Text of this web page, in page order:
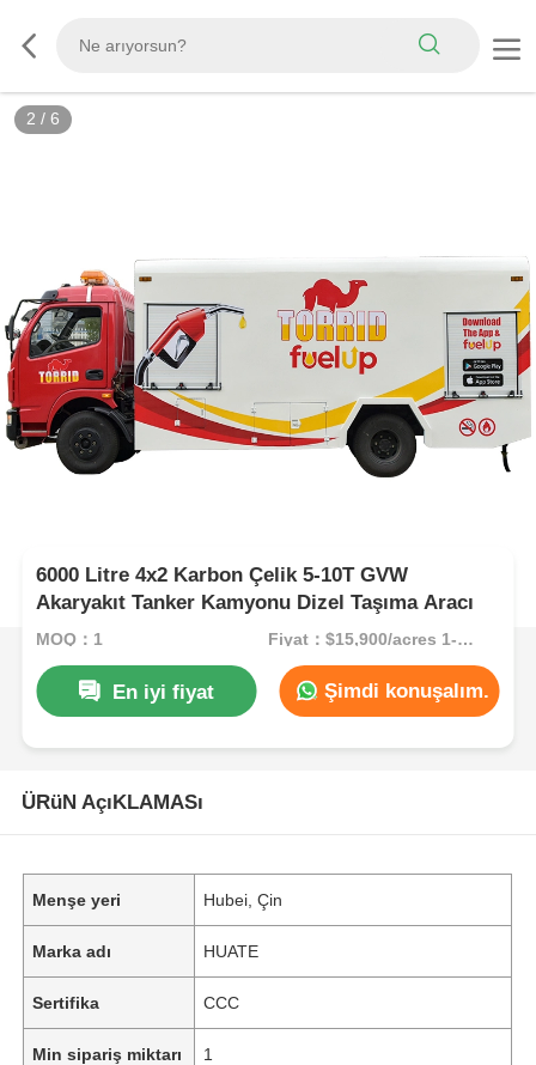
3 / 6
6000 Litre 4x2 Karbon Çelik 5-10T GVW
Akaryakıt Tanker Kamyonu Dizel Taşıma Aracı
MOQ：1 Fiyat：$15,900/acres 1-49 acres
En iyi fiyat Şimdi konuşalım.
ÜRüN AçıKLAMASı
Menşe yeri Hubei, Çin
Marka adı HUATE
Sertifika CCC
Min sipariş miktarı 1